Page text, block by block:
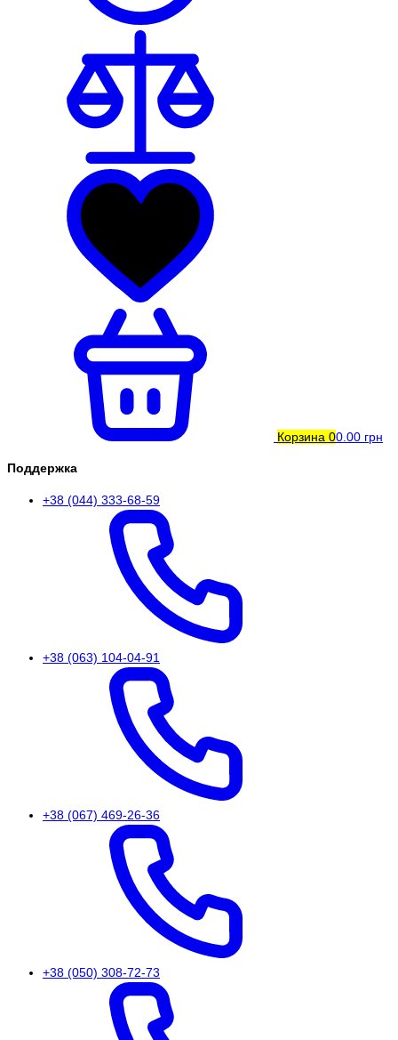
Корзина 00.00 грн
Поддержка
+38 (044) 333-68-59
+38 (063) 104-04-91
+38 (067) 469-26-36
+38 (050) 308-72-73